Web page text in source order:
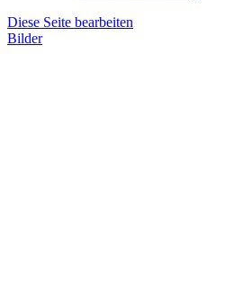
Diese Seite bearbeiten
Bilder